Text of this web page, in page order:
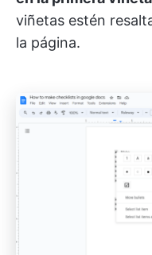
viñetas estén
la página.